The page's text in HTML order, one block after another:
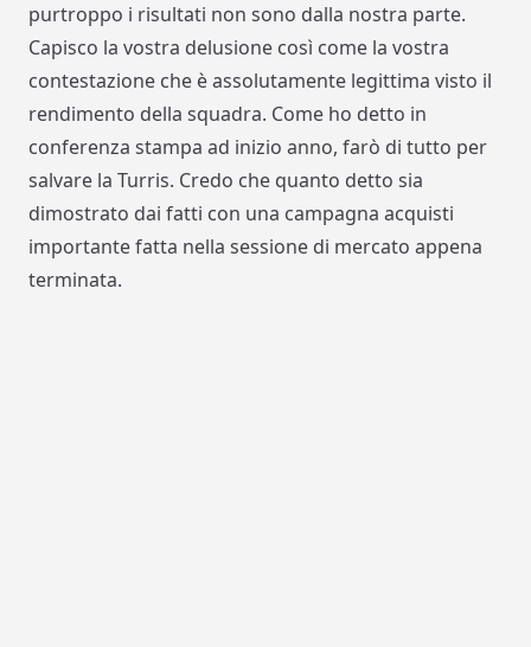
purtroppo i risultati non sono dalla nostra parte.
Capisco la vostra delusione così come la vostra
contestazione che è assolutamente legittima visto il
rendimento della squadra. Come ho detto in
conferenza stampa ad inizio anno, farò di tutto per
salvare la Turris. Credo che quanto detto sia
dimostrato dai fatti con una campagna acquisti
importante fatta nella sessione di mercato appena
terminata.